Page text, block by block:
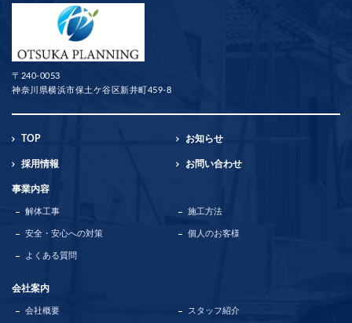
〒240-0053
神奈川県横浜市保土ケ谷区新井町459-8
TOP お知らせ
採用情報 お問い合わせ
事業内容
解体工事 施工方法
安全・安心への対策 個人のお客様
よくある質問
会社案内
会社概要 スタッフ紹介